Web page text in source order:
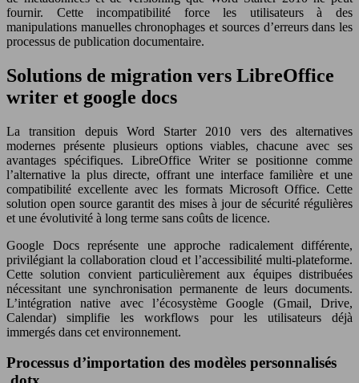
fournir. Cette incompatibilité force les utilisateurs à des
manipulations manuelles chronophages et sources d’erreurs dans les
processus de publication documentaire.
Solutions de migration vers LibreOffice
writer et google docs
La transition depuis Word Starter 2010 vers des alternatives
modernes présente plusieurs options viables, chacune avec ses
avantages spécifiques. LibreOffice Writer se positionne comme
l’alternative la plus directe, offrant une interface familière et une
compatibilité excellente avec les formats Microsoft Office. Cette
solution open source garantit des mises à jour de sécurité régulières
et une évolutivité à long terme sans coûts de licence.
Google Docs représente une approche radicalement différente,
privilégiant la collaboration cloud et l’accessibilité multi-plateforme.
Cette solution convient particulièrement aux équipes distribuées
nécessitant une synchronisation permanente de leurs documents.
L’intégration native avec l’écosystème Google (Gmail, Drive,
Calendar) simplifie les workflows pour les utilisateurs déjà
immergés dans cet environnement.
Processus d’importation des modèles personnalisés